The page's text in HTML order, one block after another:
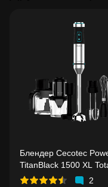
Блендер Cecotec
TitanBlack 1500 XL
(CCTC-04275)
2